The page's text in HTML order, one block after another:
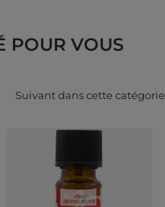
POUR VOUS
Suivant dans cette catégorie